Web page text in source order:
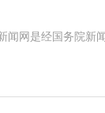
闻网是经国务院新